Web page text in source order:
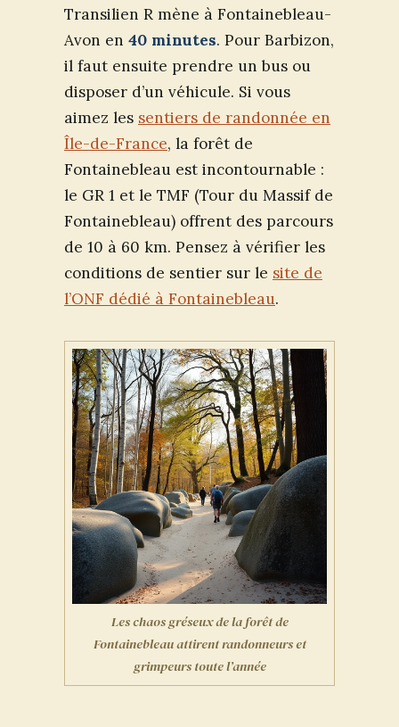
Transilien R mène à Fontainebleau-
Avon en 40 minutes. Pour Barbizon,
il faut ensuite prendre un bus ou
disposer d’un véhicule. Si vous
aimez les sentiers de randonnée en
Île-de-France, la forêt de
Fontainebleau est incontournable :
le GR 1 et le TMF (Tour du Massif de
Fontainebleau) offrent des parcours
de 10 à 60 km. Pensez à vérifier les
conditions de sentier sur le site de
l’ONF dédié à Fontainebleau.
Les chaos gréseux de la forêt de
Fontainebleau attirent randonneurs et
grimpeurs toute l’année